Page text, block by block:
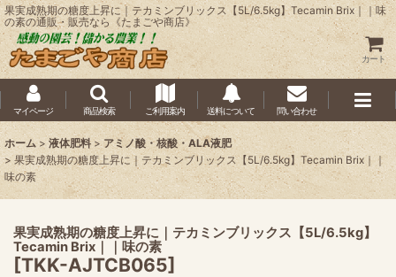
果実成熟期の糖度上昇に｜テカミンブリックス【5L/6.5kg】Tecamin Brix｜｜味
の素の通販・販売なら《たまごや商店》
カート
マイページ 商品検索 ご利用案内 送料について 問い合わせ
ホーム > 液体肥料 > アミノ酸・核酸・ALA液肥
> 果実成熟期の糖度上昇に｜テカミンブリックス【5L/6.5kg】Tecamin Brix｜｜
味の素
果実成熟期の糖度上昇に｜テカミンブリックス【5L/6.5kg】
Tecamin Brix｜｜味の素
[TKK-AJTCB065]